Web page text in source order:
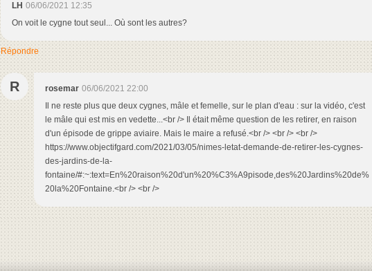
LH 06/06/2021 12:35
On voit le cygne tout seul... Où sont les autres?
Répondre
R rosemar 06/06/2021 22:00
Il ne reste plus que deux cygnes, mâle et femelle, sur le plan d'eau : sur la vidéo, c'est
le mâle qui est mis en vedette...<br /> Il était même question de les retirer, en raison
d'un épisode de grippe aviaire. Mais le maire a refusé.<br /> <br /> <br />
https://www.objectifgard.com/2021/03/05/nimes-letat-demande-de-retirer-les-cygnes-
des-jardins-de-la-
fontaine/#:~:text=En%20raison%20d'un%20%C3%A9pisode,des%20Jardins%20de%
20la%20Fontaine.<br /> <br />